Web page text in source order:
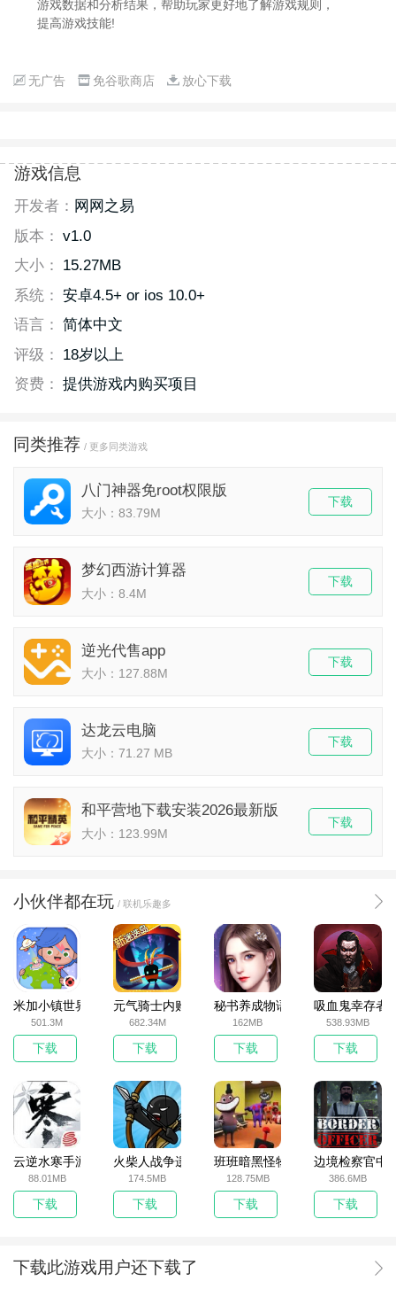
游戏数据和分析结果，帮助玩家更好地了解游戏规则，
提高游戏技能!
无广告 免谷歌商店 放心下载
游戏信息
开发者： 网网之易
版本： v1.0
大小：
15.27MB
系统： 安卓4.5+ or ios 10.0+
语言： 简体中文
评级：
18岁以上
资费： 提供游戏内购买项目
同类推荐 / 更多同类游戏
八门神器免root权限版
大小：83.79M
下载
梦幻西游计算器
大小：8.4M
下载
逆光代售app
大小：127.88M
下载
达龙云电脑
大小：71.27 MB
下载
和平营地下载安装2026最新版
大小：123.99M
下载
小伙伴都在玩 / 联机乐趣多
米加小镇世界2025官方版
501.3M
下载
元气骑士内购破解版
682.34M
下载
秘书养成物语
162MB
下载
吸血鬼幸存者
538.93MB
下载
云逆水寒手游
88.01MB
下载
火柴人战争遗产无敌版
174.5MB
下载
班班暗黑怪物生存挑战5
128.75MB
下载
边境检察官中
386.6MB
下载
下载此游戏用户还下载了